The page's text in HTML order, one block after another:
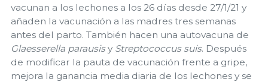
vacunan a los lechones a los 26 días desde 27/1/21 y
añaden la vacunación a las madres tres semanas
antes del parto. También hacen una autovacuna de
Glaesserella parausisy Streptococcus suis. Después
de modificar la pauta de vacunación frente a gripe,
mejora la ganancia media diaria de los lechones y se